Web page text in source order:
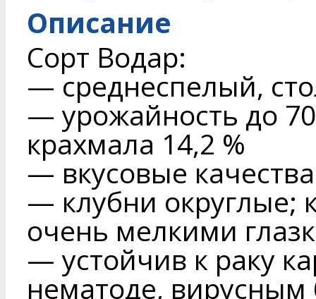
Описание
Сорт Водар:
— среднеспелый,
— урожайность до
крахмала 14,2 %
— вкусовые
— клубни округлые;
очень мелкими
— устойчив к раку
нематоде, вирусным